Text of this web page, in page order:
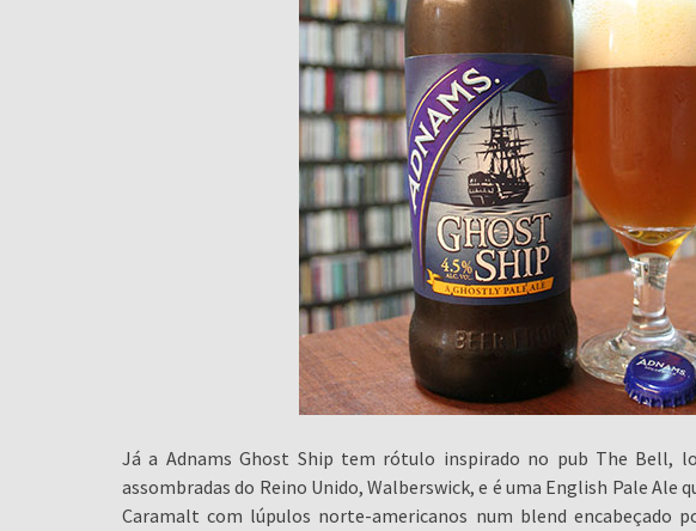
Já a Adnams Ghost Ship tem rótulo inspirado no pub The Bell,
assombradas do Reino Unido, Walberswick, e é uma English Pale Ale
Caramalt com lúpulos norte-americanos num blend encabeçado